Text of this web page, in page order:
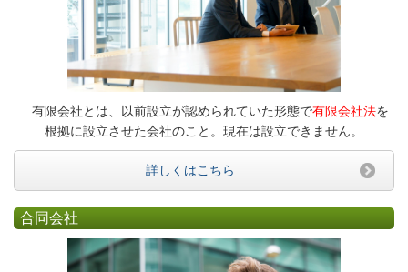
有限会社とは、以前設立が認められていた形態で有限会社法を
根拠に設立させた会社のこと。現在は設立できません。
詳しくはこちら
合同会社